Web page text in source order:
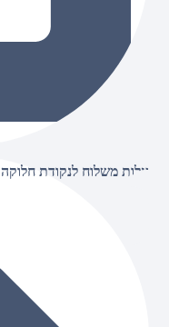
עלות משלוח לנקודת חלוקה 20 שקלים, בהזמנות מעל 500 שקלים ללא חיוב (חינם),